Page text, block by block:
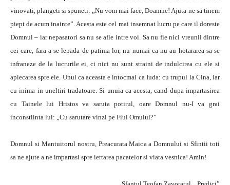
vinovati, plangeti si spuneti: „Nu vom mai face, Doamne! Ajuta-ne sa tinem
piept de acum inainte”. Acesta este cel mai insemnat lucru pe care il doreste
Domnul – iar nepasatori sa nu se afle intre voi. Sa nu fie nici vreunii dintre
cei care, fara a se lepada de patima lor, nu numai ca nu au hotararea sa se
infraneze de la lucrurile ei, ci nici nu sunt straini de indulcirea cu ele si
aplecarea spre ele. Unul ca aceasta e intocmai ca Iuda: cu trupul la Cina, iar
cu inima in uneltiri tradatoare. Si unuia ca acesta, cand dupa impartasirea
cu Tainele lui Hristos va saruta potirul, oare Domnul nu-I va grai
inconstiinta lui: „Cu sarutare vinzi pe Fiul Omului?”
Domnul si Mantuitorul nostru, Preacurata Maica a Domnului si Sfintii toti
sa ne ajute a ne impartasi spre iertarea pacatelor si viata vesnica! Amin!